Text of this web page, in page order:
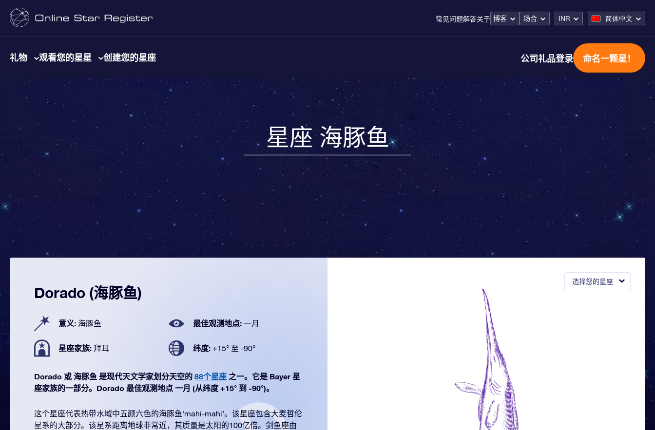
常见问题解答关于 博客 场合 INR 简体中文
礼物 观看您的星星 创建您的星座 公司礼品登录 命名一颗星！
星座 海豚鱼
选择您的星座
Dorado (海豚鱼)
意义: 海豚鱼 最佳观测地点: 一月
星座家族: 拜耳 纬度: +15° 至 -90°
Dorado 或 海豚鱼 是现代天文学家划分天空的 88个星座 之一。它是 Bayer 星
座家族的一部分。Dorado 最佳观测地点 一月 (从纬度 +15° 到 -90°)。
这个星座代表热带水域中五颜六色的海豚鱼‘mahi-mahi’。该星座包含大麦哲伦
星系的大部分。该星系距离地球非常近，其质量是太阳的100亿倍。剑鱼座由